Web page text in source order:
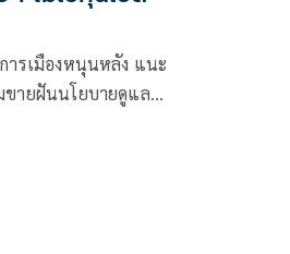
ารเมืองหนุนหลัง แนะ